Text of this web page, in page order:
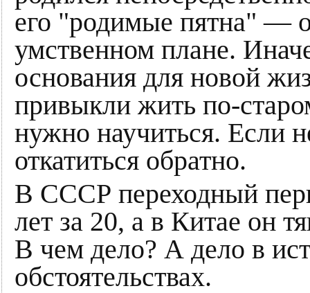
его "родимые пятна" —
умственном плане.
основания для новой
привыкли жить по-
нужно научиться. Если
откатиться обратно.
В СССР переходный
лет за 20, а в Китае он
В чем дело? А дело в
обстоятельствах.